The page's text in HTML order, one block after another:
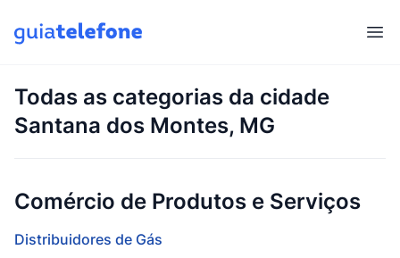
Todas as categorias da cidade
Santana dos Montes, MG
Comércio de Produtos e Serviços
Distribuidores de Gás